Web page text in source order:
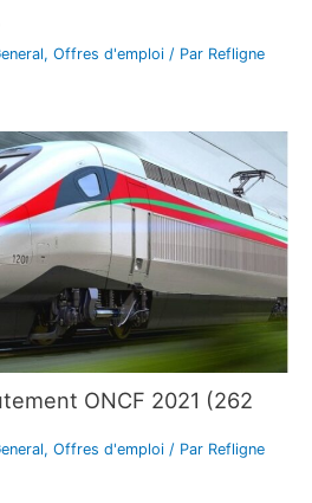
, Offres d'emploi / Par Refligne
ONCF 2021 (262
, Offres d'emploi / Par Refligne